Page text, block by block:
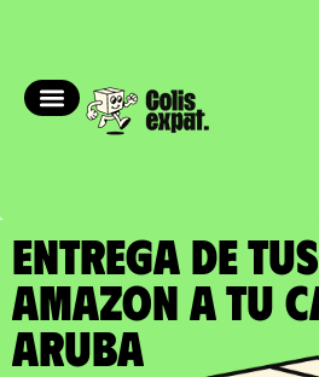
ENTREGA DE
AMAZON a tu
Aruba